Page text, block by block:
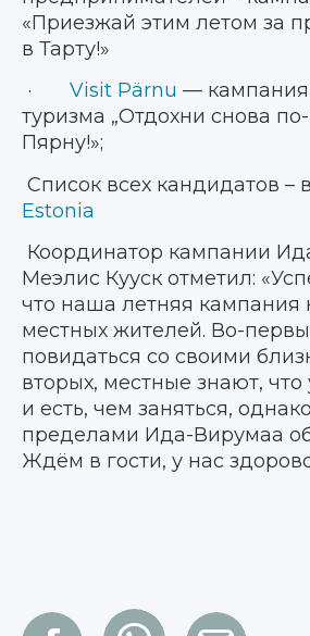
«Приезжай этим летом за
в Тарту!»
· Visit Pärnu — кампания
туризма „Отдохни снова
Пярну!»;
Список всех кандидатов – в
Estonia
Координатор кампании
Меэлис Кууск отметил:
что наша летняя кампания
местных жителей. Во-
повидаться со своими
вторых, местные знают, что
и есть, чем заняться,
пределами Ида-Вирумаа
Ждём в гости, у нас